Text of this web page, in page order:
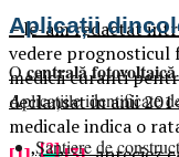
– le-am redactat
vedere prognosticul
medicii curanti
declansat in anii
medicale indica o
,[2],
Aplicații
Ocentrală
Aplicațiile identificate
Șantiere de